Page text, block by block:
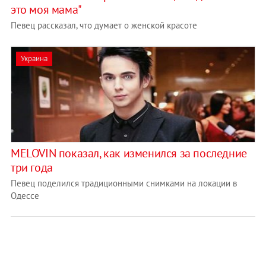
это моя мама"
Певец рассказал, что думает о женской красоте
Украина
MELOVIN показал, как изменился за последние
три года
Певец поделился традиционными снимками на локации в
Одессе